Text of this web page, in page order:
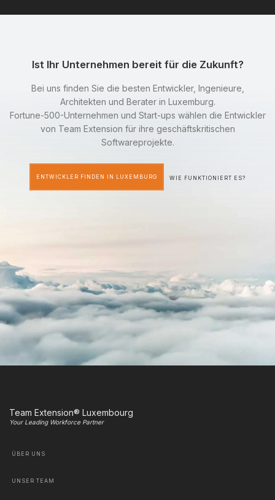
Ist Ihr Unternehmen bereit für die Zukunft?
Bei uns finden Sie die besten Entwickler, Ingenieure,
Architekten und Berater in Luxemburg.
Fortune-500-Unternehmen und Start-ups wählen die Entwickler
von Team Extension für ihre geschäftskritischen
Softwareprojekte.
ENTWICKLER FINDEN IN LUXEMBURG WIE FUNKTIONIERT ES?
Team Extension® Luxembourg
Your Leading Workforce Partner
ÜBER UNS
UNSER TEAM